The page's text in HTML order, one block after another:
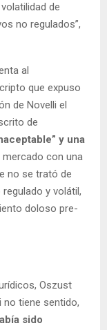
de
no regulados”,
al
que expuso
de Novelli el
de
y una
con una
no se trató de
y volátil,
doloso pre-
Oszust
no tiene sentido,
sido